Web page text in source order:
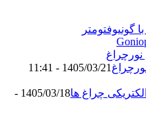
گونیوفتومتر
1405/03/21 - 11:41
چراغ ها
1405/03/18 -